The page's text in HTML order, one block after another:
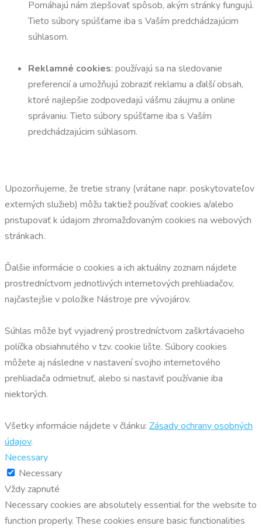
Pomáhajú nám zlepšovať spôsob, akým stránky fungujú.
Tieto súbory spúšťame iba s Vaším predchádzajúcim
súhlasom.
Reklamné cookies: používajú sa na sledovanie
preferencií a umožňujú zobraziť reklamu a ďalší obsah,
ktoré najlepšie zodpovedajú vášmu záujmu a online
správaniu. Tieto súbory spúšťame iba s Vaším
predchádzajúcim súhlasom.
Upozorňujeme, že tretie strany (vrátane napr. poskytovateľov
externých služieb) môžu taktiež používať cookies a/alebo
pristupovať k údajom zhromažďovaným cookies na webových
stránkach.
Ďalšie informácie o cookies a ich aktuálny zoznam nájdete
prostredníctvom jednotlivých internetových prehliadačov,
najčastejšie v položke Nástroje pre vývojárov.
Súhlas môže byť vyjadrený prostredníctvom zaškrtávacieho
políčka obsiahnutého v tzv. cookie lište. Súbory cookies
môžete aj následne v nastavení svojho internetového
prehliadača odmietnuť, alebo si nastaviť používanie iba
niektorých.
Všetky informácie nájdete v článku: Zásady ochrany osobných
údajov.
Necessary
Necessary
Vždy zapnuté
Necessary cookies are absolutely essential for the website to
function properly. These cookies ensure basic functionalities